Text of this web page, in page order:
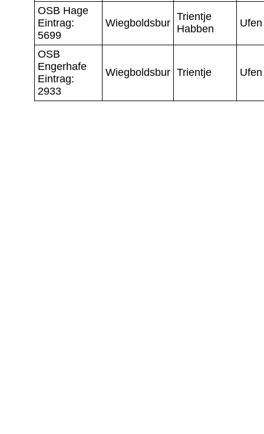
OSB Hage
Eintrag:
5699
Wiegboldsbur
Trientje
Habben
Ufen
OSB
Engerhafe
Eintrag:
2933
Wiegboldsbur Trientje Ufen